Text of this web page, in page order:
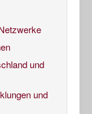
und
und